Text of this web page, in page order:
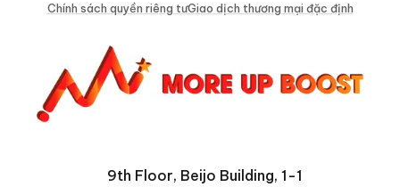
Chính sách quyền riêng tưGiao dịch thương mại đặc định
9th Floor, Beijo Building, 1-1